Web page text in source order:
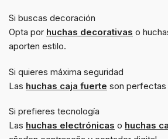
Si buscas decoración
Opta por huchas decorativas o
aporten estilo.
Si quieres máxima seguridad
Las huchas caja fuerte son perfectas
Si prefieres tecnología
Las huchas electrónicas o huchas